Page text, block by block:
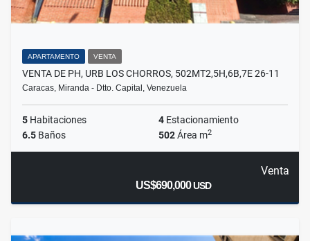
APARTAMENTO VENTA
VENTA DE PH, URB LOS CHORROS, 502MT2,5H,6B,7E 26-11
Caracas, Miranda - Dtto. Capital, Venezuela
5 Habitaciones 4 Estacionamiento
6.5 Baños 502Área m2
Venta
US$690,000USD